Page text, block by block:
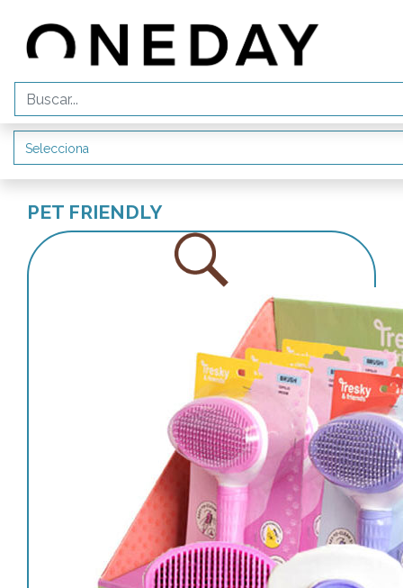
PET FRIENDLY